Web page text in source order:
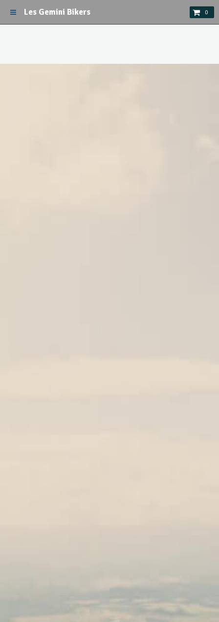
Les Gemini Bikers 0